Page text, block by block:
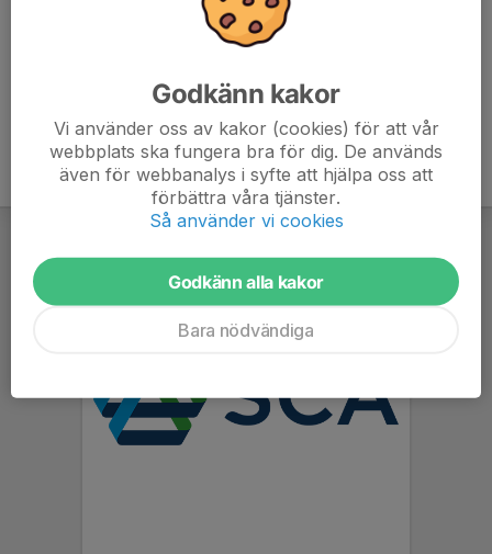
Godkänn kakor
Vi använder oss av kakor (cookies) för att vår
webbplats ska fungera bra för dig. De används
även för webbanalys i syfte att hjälpa oss att
förbättra våra tjänster.
Så använder vi cookies
Godkänn alla kakor
Bara nödvändiga